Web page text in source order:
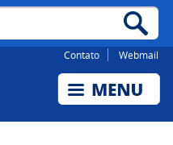
Contato Webmail